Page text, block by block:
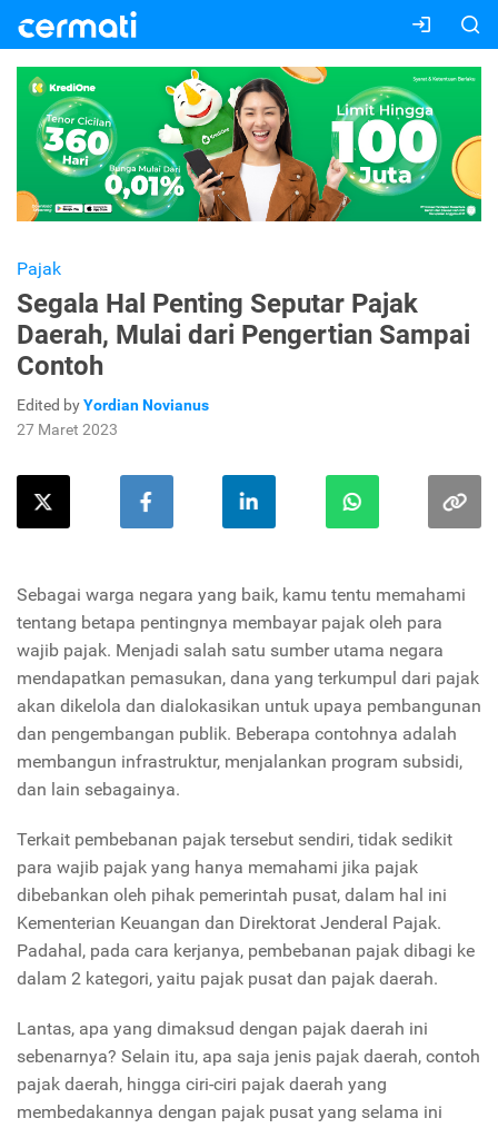
Pajak
Segala Hal Penting Seputar Pajak
Daerah, Mulai dari Pengertian Sampai
Contoh
Edited byYordian Novianus
27 Maret 2023
Sebagai warga negara yang baik, kamu tentu memahami
tentang betapa pentingnya membayar pajak oleh para
wajib pajak. Menjadi salah satu sumber utama negara
mendapatkan pemasukan, dana yang terkumpul dari pajak
akan dikelola dan dialokasikan untuk upaya pembangunan
dan pengembangan publik. Beberapa contohnya adalah
membangun infrastruktur, menjalankan program subsidi,
dan lain sebagainya.
Terkait pembebanan pajak tersebut sendiri, tidak sedikit
para wajib pajak yang hanya memahami jika pajak
dibebankan oleh pihak pemerintah pusat, dalam hal ini
Kementerian Keuangan dan Direktorat Jenderal Pajak.
Padahal, pada cara kerjanya, pembebanan pajak dibagi ke
dalam 2 kategori, yaitu pajak pusat dan pajak daerah.
Lantas, apa yang dimaksud dengan pajak daerah ini
sebenarnya? Selain itu, apa saja jenis pajak daerah, contoh
pajak daerah, hingga ciri-ciri pajak daerah yang
membedakannya dengan pajak pusat yang selama ini